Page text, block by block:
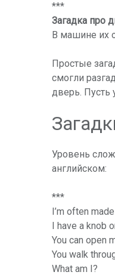
***
Загадка про
В машине их
Простые
смогли
дверь. Пусть
Уровень
английском:
***
I’m often
I have a knob
You can open
You walk
What am I?